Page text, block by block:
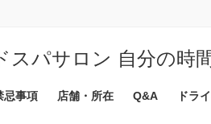
スパサロン 自分の時
忌事項 店舗・所在 Q&A ドラ